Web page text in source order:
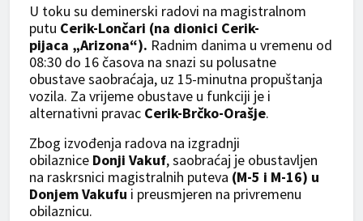
U toku su deminerski radovi na magistralnom
putu Cerik-Lončari (na dionici Cerik-
pijaca „Arizona“). Radnim danima u vremenu od
08:30 do 16 časova na snazi su polusatne
obustave saobraćaja, uz 15-minutna propuštanja
vozila. Za vrijeme obustave u funkciji je i
alternativni pravac Cerik-Brčko-Orašje.
Zbog izvođenja radova na izgradnji
obilaznice Donji Vakuf, saobraćaj je obustavljen
na raskrsnici magistralnih puteva (M-5 i M-16) u
Donjem Vakufu i preusmjeren na privremenu
obilaznicu.